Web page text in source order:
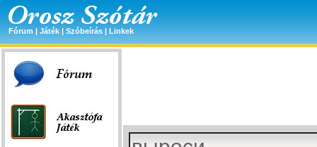
Fórum | Játék | Szóbeírás | Linkek